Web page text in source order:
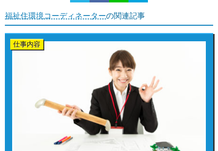
福祉住環境コーディネーターの関連記事
仕事内容